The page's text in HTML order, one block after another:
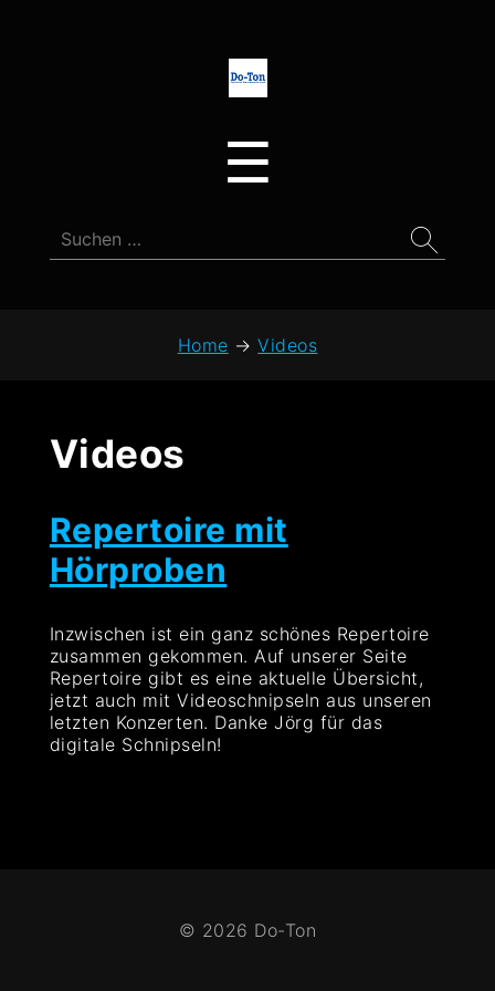
Do-
Ton
☰
Suchen
nach:
Home → Videos
Videos
Repertoire mit
Hörproben
Inzwischen ist ein ganz schönes Repertoire
zusammen gekommen. Auf unserer Seite
Repertoire gibt es eine aktuelle Übersicht,
jetzt auch mit Videoschnipseln aus unseren
letzten Konzerten. Danke Jörg für das
digitale Schnipseln!
© 2026 Do-Ton